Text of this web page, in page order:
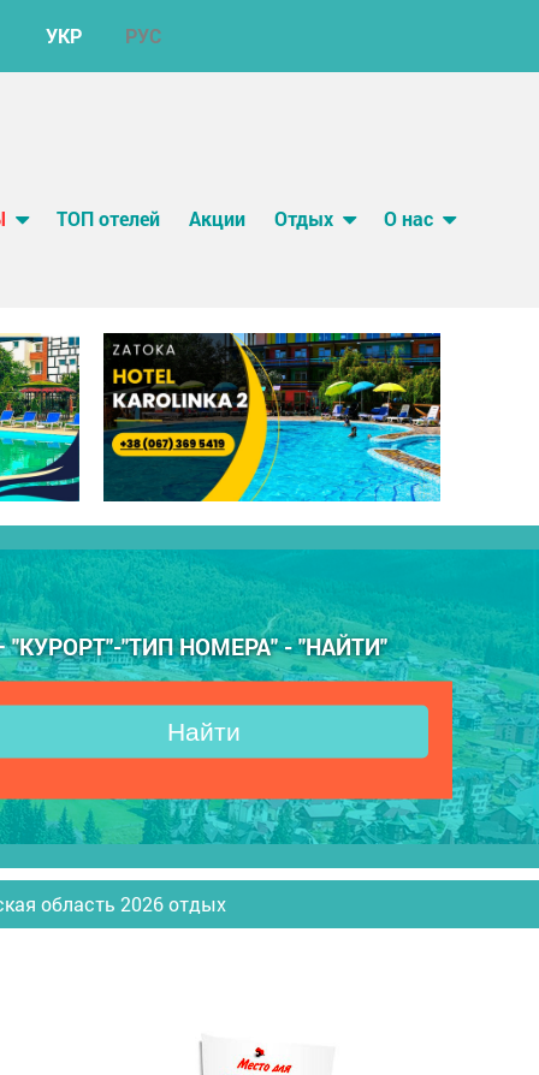
УКР РУС
ТОП отелей Акции Отдых
О нас
"ТИП НОМЕРА" - "НАЙТИ"
Найти
область 2026 отдых